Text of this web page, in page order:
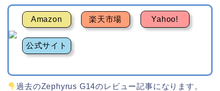
Amazon 楽天市場 Yahoo!
公式サイト
過去のZephyrus G14のレビュー記事になります。